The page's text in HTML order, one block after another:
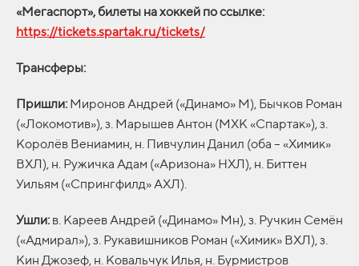
«Мегаспорт», билеты на хоккей по ссылке:
https://tickets.spartak.ru/tickets/
Трансферы:
Пришли: Миронов Андрей («Динамо» М), Бычков Роман
(«Локомотив»), з. Марышев Антон (МХК «Спартак»), з.
Королёв Вениамин, н. Пивчулин Данил (оба – «Химик»
ВХЛ), н. Ружичка Адам («Аризона» НХЛ), н. Биттен
Уильям («Спрингфилд» АХЛ).
Ушли: в. Кареев Андрей («Динамо» Мн), з. Ручкин Семён
(«Адмирал»), з. Рукавишников Роман («Химик» ВХЛ), з.
Кин Джозеф, н. Ковальчук Илья, н. Бурмистров